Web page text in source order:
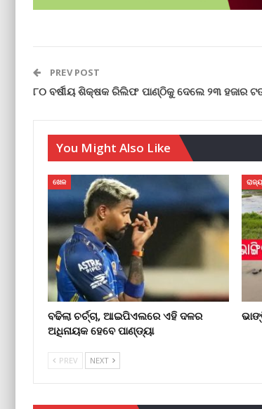
PREV POST
୮୦ ବର୍ଷୀୟ ଶିକ୍ଷକ ରିଲିଫ ପାଣ୍ଠିକୁ ଦେଲେ ୨୩ ହଜାର
You Might Also Like
ଖେଳ
ବଢିଲା ଚର୍ଚ୍ଚା, ଆଇପିଏଲରେ ଏହି ଦଳର
ଅଧିନାୟକ ହେବେ ପାଣ୍ଡ୍ୟା
PREV NEXT